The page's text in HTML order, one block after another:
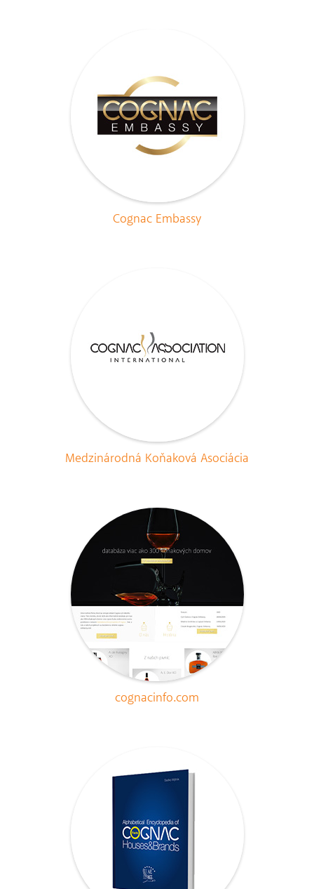
Cognac Embassy
Medzinárodná Koňaková Asociácia
cognacinfo.com